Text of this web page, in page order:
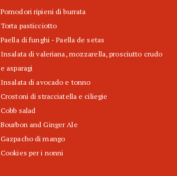
Pomodori ripieni di burrata
Torta pasticciotto
Paella di funghi - Paella de setas
Insalata di valeriana, mozzarella, prosciutto crudo
e asparagi
Insalata di avocado e tonno
Crostoni di stracciatella e ciliegie
Cobb salad
Bourbon and Ginger Ale
Gazpacho di mango
Cookies per i nonni